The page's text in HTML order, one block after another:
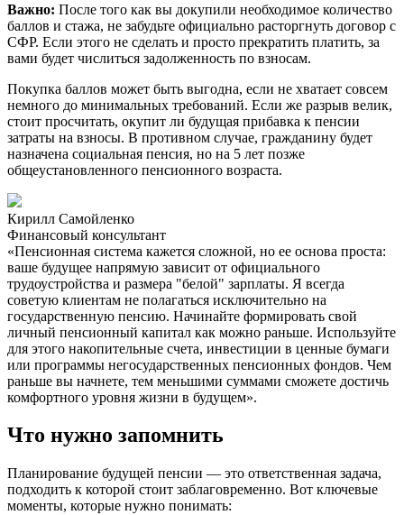
Важно: После того как вы докупили необходимое количество
баллов и стажа, не забудьте официально расторгнуть договор с
СФР. Если этого не сделать и просто прекратить платить, за
вами будет числиться задолженность по взносам.
Покупка баллов может быть выгодна, если не хватает совсем
немного до минимальных требований. Если же разрыв велик,
стоит просчитать, окупит ли будущая прибавка к пенсии
затраты на взносы. В противном случае, гражданину будет
назначена социальная пенсия, но на 5 лет позже
общеустановленного пенсионного возраста.
Кирилл Самойленко
Финансовый консультант
«Пенсионная система кажется сложной, но ее основа проста:
ваше будущее напрямую зависит от официального
трудоустройства и размера "белой" зарплаты. Я всегда
советую клиентам не полагаться исключительно на
государственную пенсию. Начинайте формировать свой
личный пенсионный капитал как можно раньше. Используйте
для этого накопительные счета, инвестиции в ценные бумаги
или программы негосударственных пенсионных фондов. Чем
раньше вы начнете, тем меньшими суммами сможете достичь
комфортного уровня жизни в будущем».
Что нужно запомнить
Планирование будущей пенсии — это ответственная задача,
подходить к которой стоит заблаговременно. Вот ключевые
моменты, которые нужно понимать: